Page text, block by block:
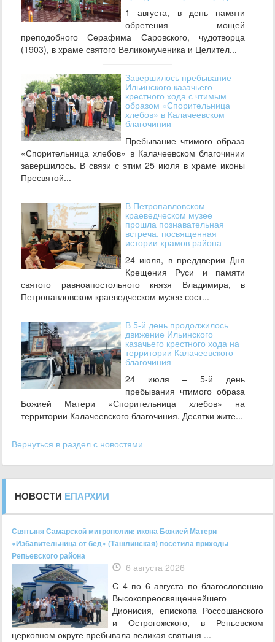
1 августа, в день памяти
обретения мощей
преподобного Серафима Саровского, чудотворца
(1903), в храме святого Великомученика и Целител...
Завершилось пребывание
Ильинского казачьего
крестного хода с чтимым
образом «Спорительница
хлебов» в Калачеевском
благочинии
Пребывание чтимого образа
«Спорительница хлебов» в Калачеевском благочинии
завершилось. В связи с этим 25 июля в храме иконы
Пресвятой...
В Петропавловском
краеведческом музее
прошла познавательная
встреча, посвященная
истории храмов района
24 июля, в преддверии Дня
Крещения Руси и памяти
святого равноапостольного князя Владимира, в
Петропавловском краеведческом музее сост...
В 5-й день продолжилось
движение Ильинского
казачьего крестного хода на
территории Калачеевского
благочиния
24 июля – 5-й день
пребывания чтимого образа
Божией Матери «Спорительница хлебов» на
территории Калачеевского благочиния. Десятки жите...
Вернуться в раздел с новостями
НОВОСТИ ЕПАРХИИ
Святыня Самарской митрополии: икона Божией Матери
«Избавительница от бед» (Ташлинская) посетила приходы
Репьевского района
6 августа 2026
С 4 по 6 августа по благословению
Высокопреосвященнейшего
Дионисия, епископа Россошанского
и Острогожского, в Репьевском
церковном округе пребывала великая святыня ...